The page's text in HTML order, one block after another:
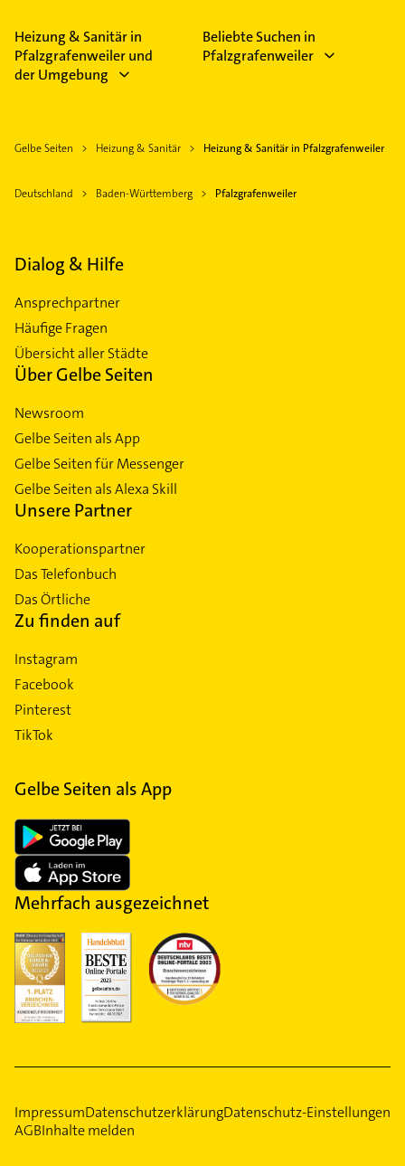
Feiertagen abweichen können.
Heizung & Sanitär in
Pfalzgrafenweiler und
der Umgebung
Beliebte Suchen in
Pfalzgrafenweiler
Gelbe Seiten Heizung & Sanitär Heizung & Sanitär in Pfalzgrafenweiler
Deutschland Baden-Württemberg Pfalzgrafenweiler
Dialog & Hilfe
Ansprechpartner
Häufige Fragen
Übersicht aller Städte
Über Gelbe Seiten
Newsroom
Gelbe Seiten als App
Gelbe Seiten für Messenger
Gelbe Seiten als Alexa Skill
Unsere Partner
Kooperationspartner
Das Telefonbuch
Das Örtliche
Zu finden auf
Instagram
Facebook
Pinterest
TikTok
Gelbe Seiten als App
Mehrfach ausgezeichnet
ImpressumDatenschutzerklärungDatenschutz-Einstellungen
AGBInhalte melden